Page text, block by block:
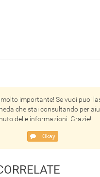
importante! Se vuoi puoi
che stai consultando per
delle informazioni. Grazie!
Okay